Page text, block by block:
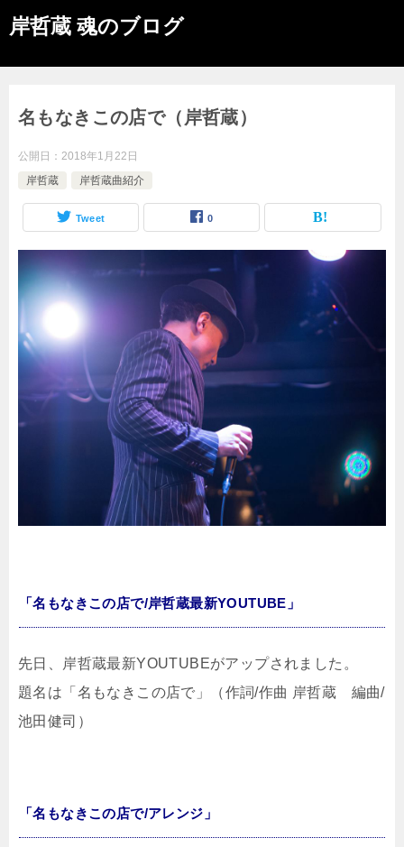
岸哲蔵 魂のブログ
名もなきこの店で（岸哲蔵）
公開日： 2018年1月22日
岸哲蔵
岸哲蔵曲紹介
Tweet 0
「名もなきこの店で/岸哲蔵最新YOUTUBE」
先日、岸哲蔵最新YOUTUBEがアップされました。
題名は「名もなきこの店で」（作詞/作曲 岸哲蔵 編曲/
池田健司）
「名もなきこの店で/アレンジ」